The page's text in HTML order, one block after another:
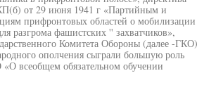
от 29 июня 1941 г «Партийным и
прифронтовых областей о мобилизации
разгрома фашистских '' захватчиков»,
Комитета Обороны (далее -ГКО)
ополчения сыграли большую роль
всеобщем обязательном обучении